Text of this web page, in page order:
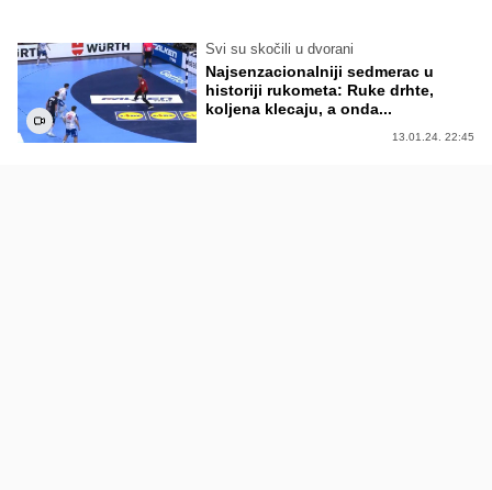
Svi su skočili u dvorani
Najsenzacionalniji sedmerac u
historiji rukometa: Ruke drhte,
koljena klecaju, a onda...
13.01.24. 22:45